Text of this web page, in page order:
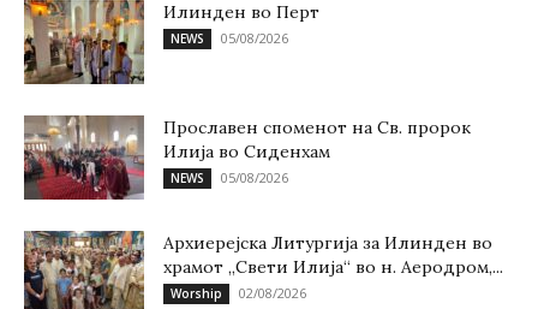
Илинден во Перт
NEWS 05/08/2026
Прославен споменот на Св. пророк
Илија во Сиденхам
NEWS 05/08/2026
Архиерејска Литургија за Илинден во
храмот „Свети Илија“ во н. Аеродром,...
Worship 02/08/2026